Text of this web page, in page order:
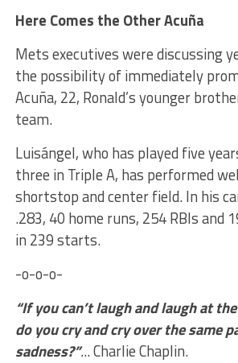
Here Comes the Other Acuña
Mets executives were discussing
the possibility of immediately
Acuña, 22, Ronald’s younger
team.
Luisángel, who has played five
three in Triple A, has performed
shortstop and center field. In his
.283, 40 home runs, 254 RBIs and
in 239 starts.
-o-o-o-
“If you can’t laugh and laugh at
do you cry and cry over the same
sadness?”... Charlie Chaplin.